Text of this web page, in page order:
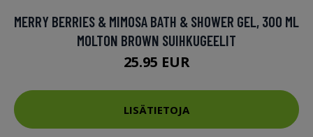
MERRY BERRIES & MIMOSA BATH & SHOWER GEL, 300 ML
MOLTON BROWN SUIHKUGEELIT
25.95 EUR
LISÄTIETOJA